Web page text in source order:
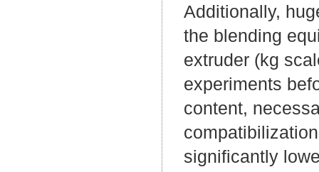
Additionally,
the blending
extruder (kg
experiments
content,
significantly